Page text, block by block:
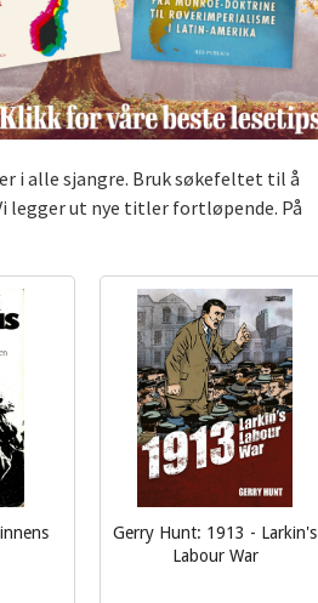
i alle sjangre. Bruk søkefeltet til å
legger ut nye titler fortløpende. På
Gerry Hunt: 1913 - Larkin's
Labour War